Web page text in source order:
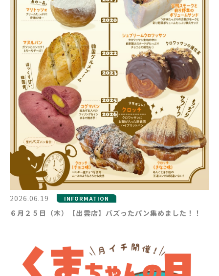
2026.06.19 INFORMATION
６月２５日（木）【出雲店】バズったパン集めました！！